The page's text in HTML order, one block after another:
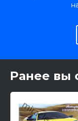
Ранее вы